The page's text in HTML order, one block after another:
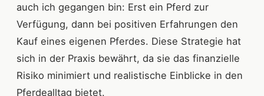
auch ich gegangen bin: Erst ein Pferd zur
Verfügung, dann bei positiven Erfahrungen den
Kauf eines eigenen Pferdes. Diese Strategie hat
sich in der Praxis bewährt, da sie das finanzielle
Risiko minimiert und realistische Einblicke in den
Pferdealltag bietet.